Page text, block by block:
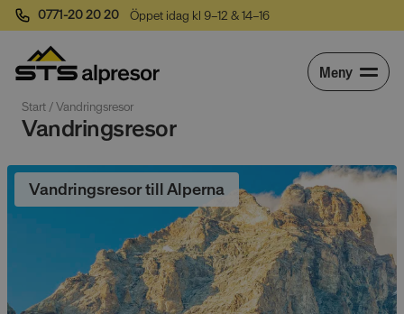
0771-20 20 20 Öppet idag kl 9–12 & 14–16
Meny
Start / Vandringsresor
Vandringsresor
Vandringsresor till Alperna